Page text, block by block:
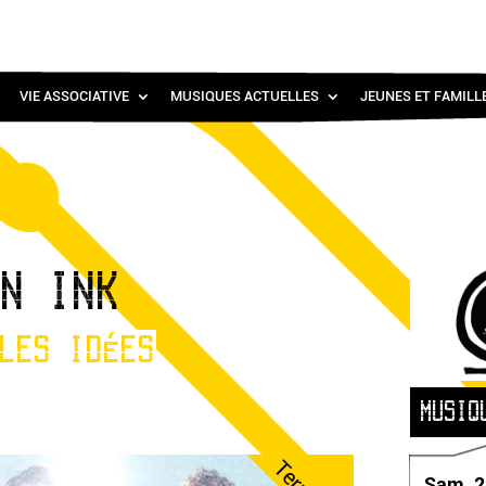
VIE ASSOCIATIVE MUSIQUES ACTUELLES JEUNES ET
INK
IDÉES